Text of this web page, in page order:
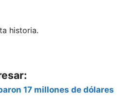
historia.
17 millones de dólares